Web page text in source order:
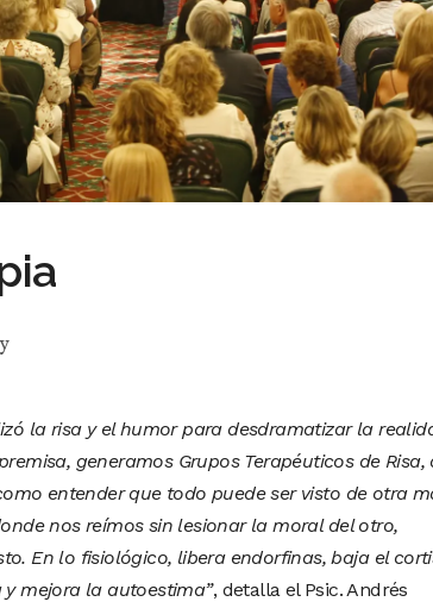
la risa y el humor para desdramatizar la
generamos Grupos Terapéuticos de Risa,
entender que todo puede ser visto de otra
nos reímos sin lesionar la moral del otro,
En lo fisiológico, libera endorfinas, baja el
y mejora la autoestima”, detalla el Psic. Andrés